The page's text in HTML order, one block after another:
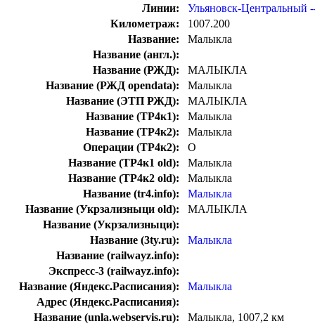
Линии:
Ульяновск-Центральный
Километраж:
1007.200
Название:
Малыкла
Название (англ.):
Название (РЖД):
МАЛЫКЛА
Название (РЖД opendata):
Малыкла
Название (ЭТП РЖД):
МАЛЫКЛА
Название (ТР4к1):
Малыкла
Название (ТР4к2):
Малыкла
Операции (ТР4к2):
О
Название (ТР4к1 old):
Малыкла
Название (ТР4к2 old):
Малыкла
Название (tr4.info):
Малыкла
Название (Укрзализныци old):
МАЛЫКЛА
Название (Укрзализныци):
Название (3ty.ru):
Малыкла
Название (railwayz.info):
Экспресс-3 (railwayz.info):
Название (Яндекс.Расписания):
Малыкла
Адрес (Яндекс.Расписания):
Название (unla.webservis.ru):
Малыкла, 1007,2 км